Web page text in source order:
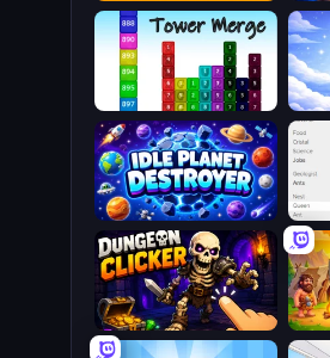
Tower Merge
Idle Planet Destroyer
Dungeon Clicker